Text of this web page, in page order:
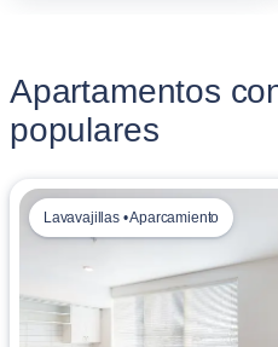
Apartamentos
populares
Lavavajillas • Aparcamiento